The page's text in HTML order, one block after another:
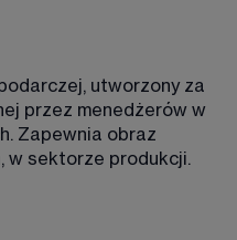
utworzony za
przez menedżerów w
Zapewnia obraz
w sektorze produkcji.